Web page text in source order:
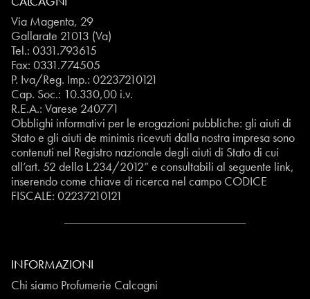
Via Magenta, 29
Gallarate 21013 (Va)
Tel.: 0331.793615
Fax: 0331.774505
P. Iva/Reg. Imp.: 02237210121
Cap. Soc.: 10.330,00 i.v.
R.E.A.: Varese 240771
Obblighi informativi per le erogazioni pubbliche: gli aiuti di
Stato e gli aiuti de minimis ricevuti dalla nostra impresa sono
contenuti nel Registro nazionale degli aiuti di Stato di cui
all’art. 52 della L.234/2012” e consultabili al seguente link,
inserendo come chiave di ricerca nel campo CODICE
FISCALE: 02237210121
INFORMAZIONI
Chi siamo Profumerie Calcagni